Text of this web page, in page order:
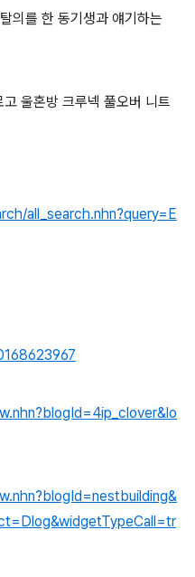
의를 한 동기생과 얘기하는
울혼방 크루넥 풀오버 니트
all_search.nhn?query=E